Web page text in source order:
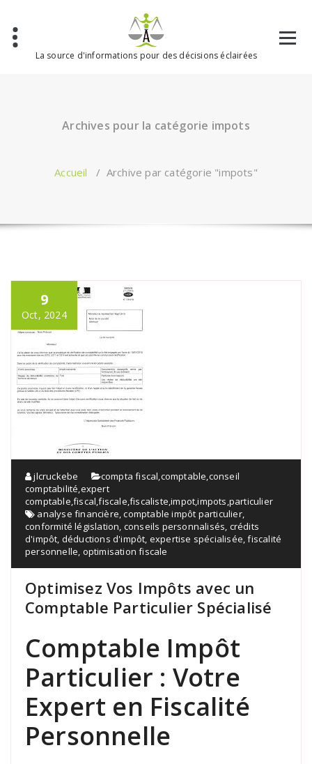
contenu
La source d'informations pour des décisions éclairées
Archives pour la catégorie impots
Accueil / Archive par catégorie "impots"
9
Oct, 2024
jlcruckebe compta fiscal comptable conseil
comptabilité expert
comptable ,fiscal ,fiscale ,fiscaliste ,impot,impots particulier
analyse financière ,comptable impôt particulier,
conformité législation conseils personnalisés crédits
d'impôt déductions d'impôt expertise spécialisée ,fiscalité
personnelle optimisation fiscale
Optimisez Vos Impôts avec un
Comptable Particulier Spécialisé
Comptable Impôt
Particulier : Votre
Expert en Fiscalité
Personnelle